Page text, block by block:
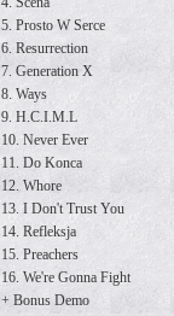
5. Prosto W Serce
6. Resurrection
7. Generation X
8. Ways
9. H.C.I.M.L
10. Never Ever
11. Do Konca
12. Whore
13. I Don't Trust You
14. Refleksja
15. Preachers
16. We're Gonna Fight
+ Bonus Demo